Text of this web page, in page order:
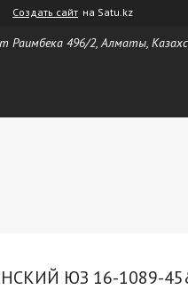
Создать сайт на Satu.kz
Раимбека 496/2, Алматы,
ЮЗ 16-1089-